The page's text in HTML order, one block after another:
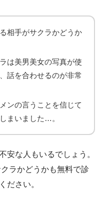
相手がサクラかどうか
は美男美女の写真が使
話を合わせるのが非常
ンの言うことを信じて
まいました…。
安な人もいるでしょう。
ラかどうかも無料で診
ださい。